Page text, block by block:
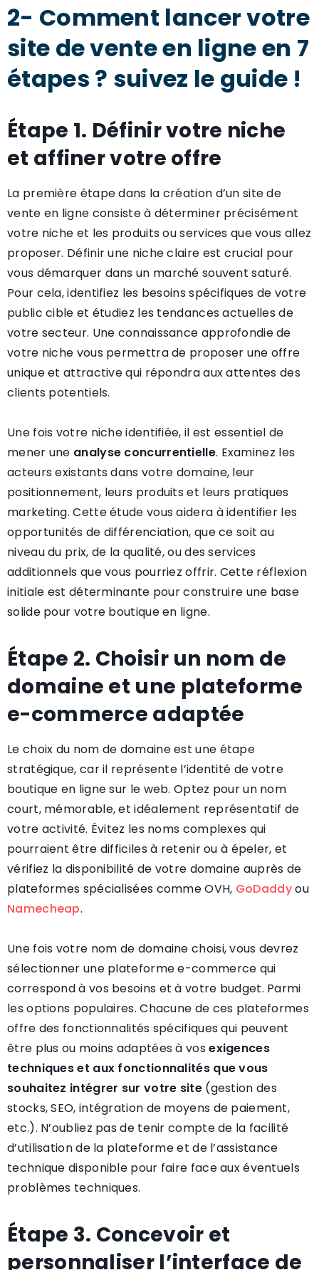
2- Comment lancer votre
site de vente en ligne en 7
étapes ? suivez le guide !
Étape 1. Définir votre niche
et affiner votre offre
La première étape dans la création d’un site de
vente en ligne consiste à déterminer précisément
votre niche et les produits ou services que vous allez
proposer. Définir une niche claire est crucial pour
vous démarquer dans un marché souvent saturé.
Pour cela, identifiez les besoins spécifiques de votre
public cible et étudiez les tendances actuelles de
votre secteur. Une connaissance approfondie de
votre niche vous permettra de proposer une offre
unique et attractive qui répondra aux attentes des
clients potentiels.
Une fois votre niche identifiée, il est essentiel de
mener une analyse concurrentielle. Examinez les
acteurs existants dans votre domaine, leur
positionnement, leurs produits et leurs pratiques
marketing. Cette étude vous aidera à identifier les
opportunités de différenciation, que ce soit au
niveau du prix, de la qualité, ou des services
additionnels que vous pourriez offrir. Cette réflexion
initiale est déterminante pour construire une base
solide pour votre boutique en ligne.
Étape 2. Choisir un nom de
domaine et une plateforme
e-commerce adaptée
Le choix du nom de domaine est une étape
stratégique, car il représente l’identité de votre
boutique en ligne sur le web. Optez pour un nom
court, mémorable, et idéalement représentatif de
votre activité. Évitez les noms complexes qui
pourraient être difficiles à retenir ou à épeler, et
vérifiez la disponibilité de votre domaine auprès de
plateformes spécialisées comme OVH, GoDaddyou
Namecheap.
Une fois votre nom de domaine choisi, vous devrez
sélectionner une plateforme e-commerce qui
correspond à vos besoins et à votre budget. Parmi
les options populaires. Chacune de ces plateformes
offre des fonctionnalités spécifiques qui peuvent
être plus ou moins adaptées à vosexigences
techniques et aux fonctionnalités que vous
souhaitez intégrer sur votre site(gestion des
stocks, SEO, intégration de moyens de paiement,
etc.). N’oubliez pas de tenir compte de la facilité
d’utilisation de la plateforme et de l’assistance
technique disponible pour faire face aux éventuels
problèmes techniques.
Étape 3. Concevoir et
personnaliser l’interface de